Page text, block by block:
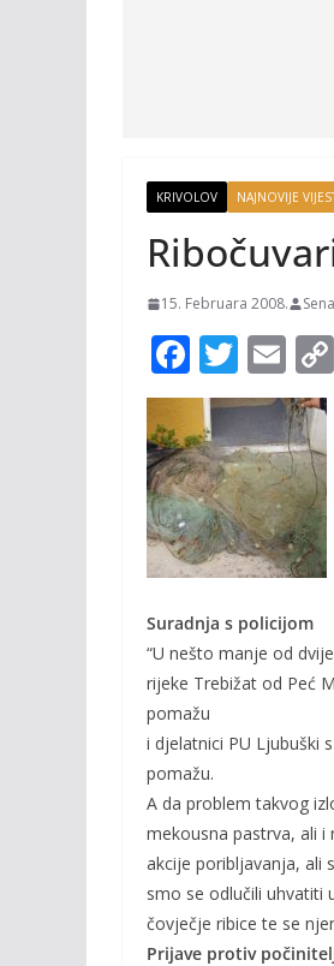
KRIVOLOV NAJNOVIJE
15. Februara 2008.
F
ac
e
b
o
o
k
T
w
itt
er
E
m
ai
l
Suradnja s policijom
“U nešto manje od
rijeke Trebižat od Peć
pomažu
i djelatnici PU Ljubuški
pomažu.
A da problem takvog
mekousna pastrva, ali
akcije poribljavanja, ali
smo se odlučili uhvatiti
čovječje ribice te se
Prijave protiv